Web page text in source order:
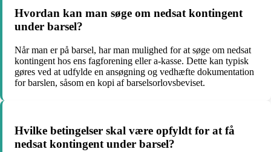
Hvordan kan man søge om nedsat kontingent
under barsel?
Når man er på barsel, har man mulighed for at søge om nedsat
kontingent hos ens fagforening eller a-kasse. Dette kan typisk
gøres ved at udfylde en ansøgning og vedhæfte dokumentation
for barslen, såsom en kopi af barselsorlovsbeviset.
Hvilke betingelser skal være opfyldt for at få
nedsat kontingent under barsel?